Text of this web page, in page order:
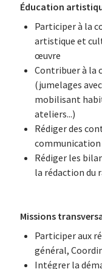
Éducation
Participer à la
artistique et
œuvre
Contribuer à la
(jumelages
mobilisant
ateliers...)
Rédiger des
communication
Rédiger les
la rédaction du
Missions
Participer aux
général,
Intégrer la